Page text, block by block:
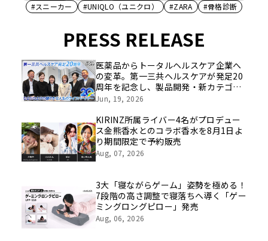
#スニーカー
#UNIQLO（ユニクロ） #ZARA #骨格診断
PRESS RELEASE
医薬品からトータルヘルスケア企業へ
の変革。第一三共ヘルスケアが発足20
周年を記念し、製品開発・新カテゴリ
挑戦の舞台や旧社統合時のエピソード
像を公開！
Jun, 19, 2026
KIRINZ所属ライバー4名がプロデュー
ス金熊香水とのコラボ香水を8月1日よ
り期間限定で予約販売
Aug, 07, 2026
3大「寝ながらゲーム」姿勢を極める！
7段階の高さ調整で寝落ちへ導く「ゲー
ミングロングピロー」発売
Aug, 06, 2026